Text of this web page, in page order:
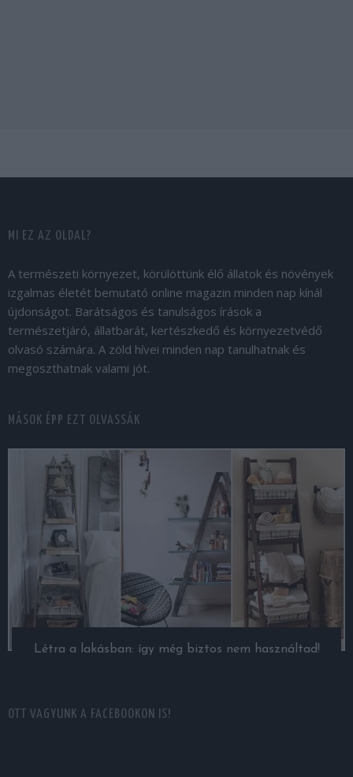
MI EZ AZ OLDAL?
A természeti környezet, körülöttünk élő állatok és növények
izgalmas életét bemutató online magazin minden nap kínál
újdonságot. Barátságos és tanulságos írások a
természetjáró, állatbarát, kertészkedő és környezetvédő
olvasó számára. A zöld hívei minden nap tanulhatnak és
megoszthatnak valami jót.
MÁSOK ÉPP EZT OLVASSÁK
Létra a lakásban: így még biztos nem használtad!
OTT VAGYUNK A FACEBOOKON IS!